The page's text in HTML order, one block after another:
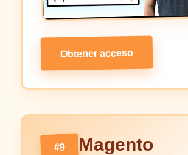
Obtener acceso
#9 Magento